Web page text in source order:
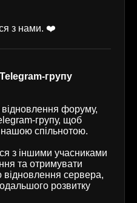
з нами. ❤️
групу
форуму,
групу, щоб
спільнотою.
з іншими учасниками
та отримувати
відновлення сервера,
розвитку